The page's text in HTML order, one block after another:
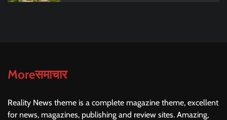
Moreसमाचार
Reality News theme is a complete magazine theme, excellent
for news, magazines, publishing and review sites. Amazing,